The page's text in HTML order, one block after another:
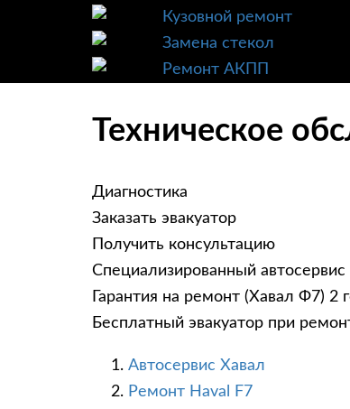
Кузовной ремонт
Замена стекол
Ремонт АКПП
Техническое
Диагностика
Заказать эвакуатор
Получить консультацию
Специализированный автосервис
Гарантия на ремонт (Хавал Ф7) 2
Бесплатный эвакуатор при
Автосервис Хавал
Ремонт Haval F7